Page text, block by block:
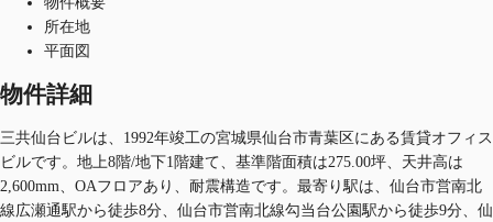
所在地
平面図
物件詳細
三共仙台ビルは、1992年竣工の宮城県仙台市青葉区にある賃貸オフィス
ビルです。地上8階/地下1階建て、基準階面積は275.00坪、天井高は
2,600mm、OAフロアあり、耐震構造です。最寄り駅は、仙台市営南北
線広瀬通駅から徒歩8分、仙台市営南北線勾当台公園駅から徒歩9分、仙